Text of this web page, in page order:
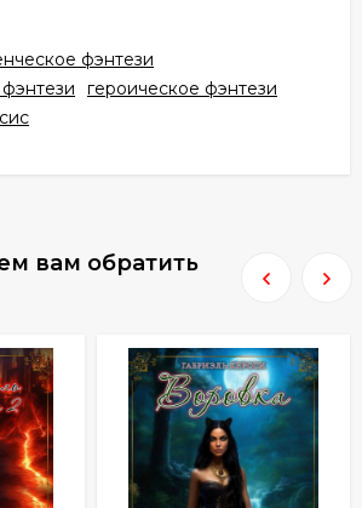
фэнтези
героическое фэнтези
вам обратить